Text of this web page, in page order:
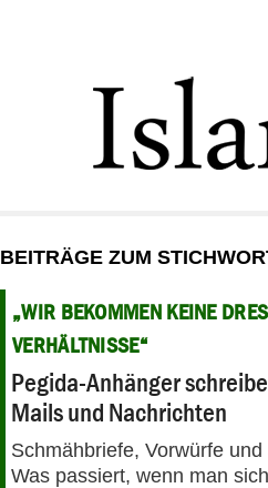
GESELLSCHAFT
STARTSEITE
DEBATTE
PANORAMA
BEITRÄGE ZUM
„WIR BEKOMMEN KEINE
VERHÄLTNISSE“
Pegida-Anhänger
Mails und Nachrichten
Schmähbriefe, Vorwürfe
Was passiert, wenn man